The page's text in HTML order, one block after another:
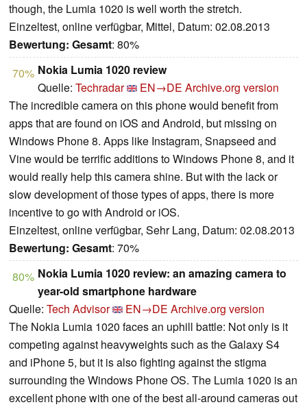
though, the Lumia 1020 is well worth the stretch.
Einzeltest, online verfügbar, Mittel, Datum: 02.08.2013
Bewertung: Gesamt: 80%
70% Nokia Lumia 1020 review
Quelle: Techradar EN→DE Archive.org version
The incredible camera on this phone would benefit from
apps that are found on iOS and Android, but missing on
Windows Phone 8. Apps like Instagram, Snapseed and
Vine would be terrific additions to Windows Phone 8, and it
would really help this camera shine. But with the lack or
slow development of those types of apps, there is more
incentive to go with Android or iOS.
Einzeltest, online verfügbar, Sehr Lang, Datum: 02.08.2013
Bewertung: Gesamt: 70%
80% Nokia Lumia 1020 review: an amazing camera to
year-old smartphone hardware
Quelle: Tech Advisor EN→DE Archive.org version
The Nokia Lumia 1020 faces an uphill battle: Not only is it
competing against heavyweights such as the Galaxy S4
and iPhone 5, but it is also fighting against the stigma
surrounding the Windows Phone OS. The Lumia 1020 is an
excellent phone with one of the best all-around cameras out